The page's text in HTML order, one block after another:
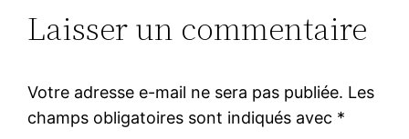
Laisser un commentaire
Votre adresse e-mail ne sera pas publiée. Les
champs obligatoires sont indiqués avec *